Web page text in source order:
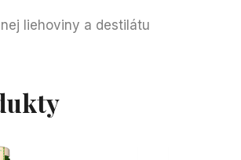
liehoviny a destilátu